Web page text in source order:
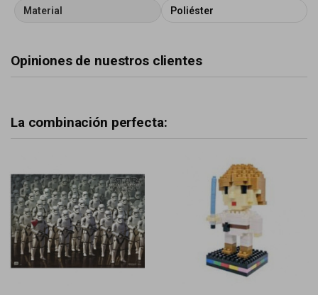
Material Poliéster
Opiniones de nuestros clientes
La combinación perfecta: